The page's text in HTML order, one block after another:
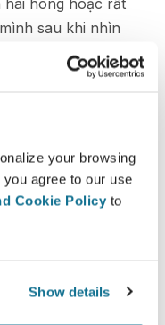
your browsing
agree to our use
Cookie Policy to
Show details
hòng hoặc rất
sau khi nhìn
phẫu thuật.*
2010 đến tháng 9